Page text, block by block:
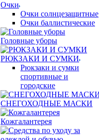
Очки
Очки солнцезащитные
Очки баллистические
Головные уборы
РЮКЗАКИ И СУМКИ
Рюкзаки и сумки
спортивные и
городские
СНЕГОХОДНЫЕ МАСКИ
Кожгалантерея